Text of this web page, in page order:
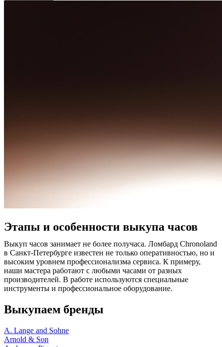
Этапы и особенности выкупа часов
Выкуп часов занимает не более получаса. Ломбард Chronoland
в Санкт-Петербурге известен не только оперативностью, но и
высоким уровнем профессионализма сервиса. К примеру,
наши мастера работают с любыми часами от разных
производителей. В работе используются специальные
инструменты и профессиональное оборудование.
Выкупаем бренды
A. Lange and Sohne
Arnold & Son